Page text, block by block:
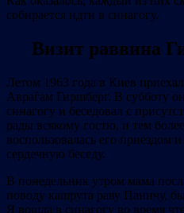
собирается идти в синагогу.
Визит раввина
Летом 1963 года в Киев
Авраѓам Гиршберг. В субботу
синагогу и беседовал с
рады всякому гостю, и тем
воспользовалась его
сердечную беседу.
В понедельник утром мама
поводу кашрута раву Паничу,
Я вошла в синагогу во время